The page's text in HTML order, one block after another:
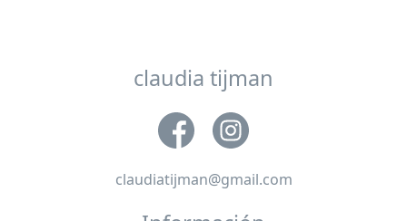
claudia tijman
claudiatijman@gmail.com